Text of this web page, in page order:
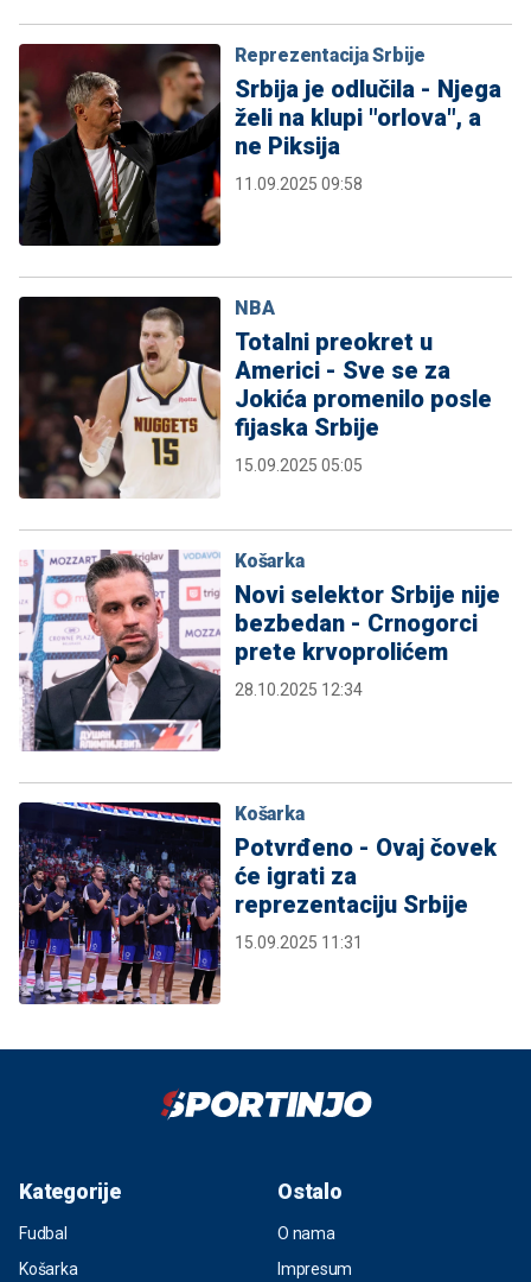
Reprezentacija Srbije
Srbija je odlučila - Njega
želi na klupi "orlova", a
ne Piksija
11.09.2025 09:58
NBA
Totalni preokret u
Americi - Sve se za
Jokića promenilo posle
fijaska Srbije
15.09.2025 05:05
Košarka
Novi selektor Srbije nije
bezbedan - Crnogorci
prete krvoprolićem
28.10.2025 12:34
Košarka
Potvrđeno - Ovaj čovek
će igrati za
reprezentaciju Srbije
15.09.2025 11:31
Kategorije
Fudbal
Košarka
Ostalo
O nama
Impresum